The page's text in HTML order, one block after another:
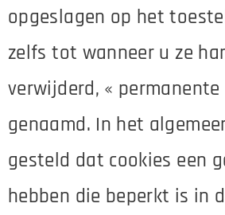
opgeslagen op het
zelfs tot wanneer u ze
verwijderd, « permanente
genaamd. In het
gesteld dat cookies een
hebben die beperkt is in